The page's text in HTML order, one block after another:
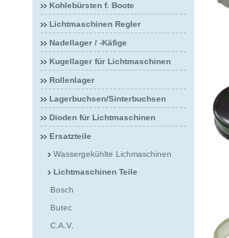
Kohlebürsten f. Boote
Lichtmaschinen Regler
Nadellager / -Käfige
Kugellager für Lichtmaschinen
Rollenlager
Lagerbuchsen/Sinterbuchsen
Dioden für Lichtmaschinen
Ersatzteile
Wassergekühlte Lichmaschinen
Lichtmaschinen Teile
Bosch
Butec
C.A.V.